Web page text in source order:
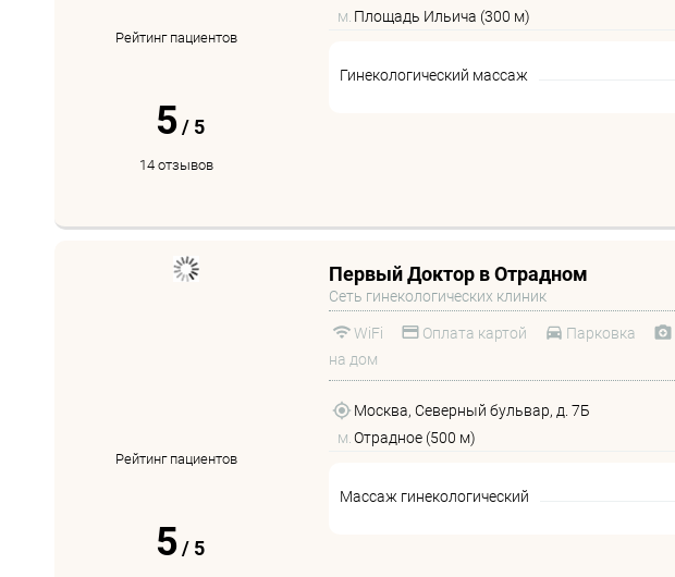
Рейтинг пациентов
5 / 5
14 отзывов
м. Площадь Ильича (300 м)
Гинекологический массаж
Рейтинг пациентов
5 / 5
Первый Доктор в Отрадном
Сеть гинекологических клиник
WiFi Оплата картой Парковка
на дом
Москва, Северный бульвар, д. 7Б
м. Отрадное (500 м)
Массаж гинекологический